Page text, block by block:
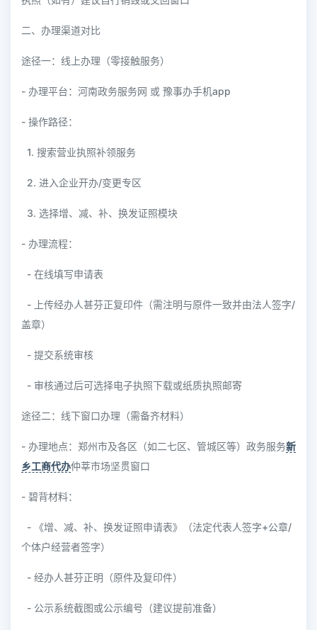
二、办理渠道对比
途径一：线上办理（零接触服务）
- 办理平台：河南政务服务网 或 豫事办手机app
- 操作路径：
1. 搜索营业执照补领服务
2. 进入企业开办/变更专区
3. 选择增、减、补、换发证照模块
- 办理流程：
- 在线填写申请表
- 上传经办人甚芬正复印件（需注明与原件一致并由法人签字/
盖章）
- 提交系统审核
- 审核通过后可选择电子执照下载或纸质执照邮寄
途径二：线下窗口办理（需备齐材料）
- 办理地点：郑州市及各区（如二七区、管城区等）政务服务新
乡工商代办仲莘市场坚贯窗口
- 碧背材料：
- 《增、减、补、换发证照申请表》（法定代表人签字+公章/
个体户经营者签字）
- 经办人甚芬正明（原件及复印件）
- 公示系统截图或公示编号（建议提前准备）